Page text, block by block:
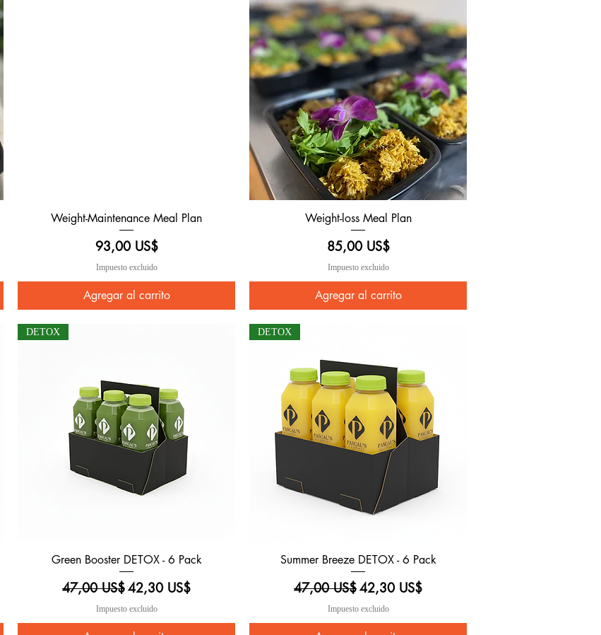
Vista rápida
Weight-Maintenance Meal Plan
Precio
93,00 US$
Impuesto excluido
Agregar al carrito
Vista rápida
Weight-loss Meal Plan
Precio
85,00 US$
Impuesto excluido
Agregar al carrito
Vista rápida
DETOX
Green Booster DETOX - 6 Pack
Precio
47,00 US$Precio de oferta
42,30 US$
Impuesto excluido
Vista rápida
DETOX
Summer Breeze DETOX - 6 Pack
Precio
47,00 US$Precio de oferta
42,30 US$
Impuesto excluido